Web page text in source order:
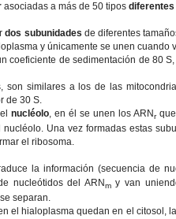
asociadas a más de 50 tipos diferentes
dos subunidades de diferentes
y únicamente se unen cuando
coeficiente de sedimentación de 80
similares a los de las
de 30 S.
elnucléolo, en él se unen los ARNrque
Una vez formadas estas
el ribosoma.
la información (secuencia de
nucleótidos del ARNmy van
separan.
el hialoplasma quedan en el citosol,